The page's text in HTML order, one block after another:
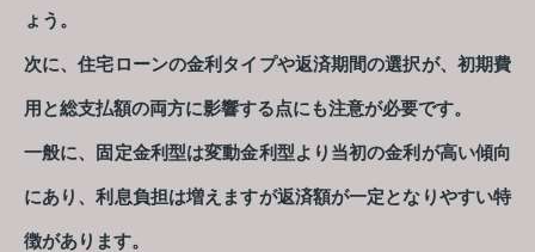
ょう。
次に、住宅ローンの金利タイプや返済期間の選択が、初期費
用と総支払額の両方に影響する点にも注意が必要です。
一般に、固定金利型は変動金利型より当初の金利が高い傾向
にあり、利息負担は増えますが返済額が一定となりやすい特
徴があります。